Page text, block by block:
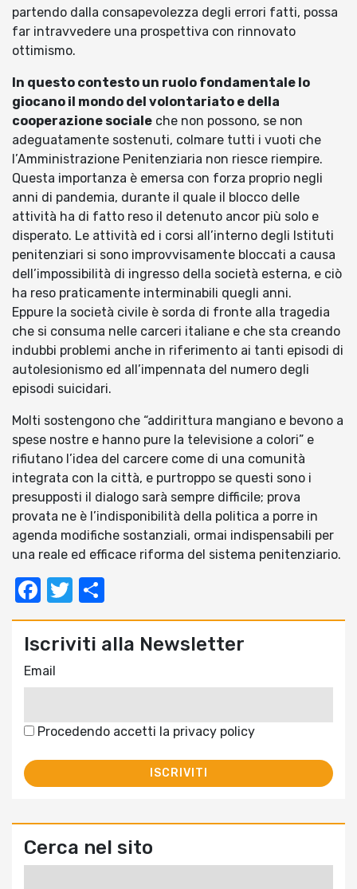
partendo dalla consapevolezza degli errori fatti, possa
far intravvedere una prospettiva con rinnovato
ottimismo.
In questo contesto un ruolo fondamentale lo
giocano il mondo del volontariato e della
cooperazione sociale che non possono, se non
adeguatamente sostenuti, colmare tutti i vuoti che
l’Amministrazione Penitenziaria non riesce riempire.
Questa importanza è emersa con forza proprio negli
anni di pandemia, durante il quale il blocco delle
attività ha di fatto reso il detenuto ancor più solo e
disperato. Le attività ed i corsi all’interno degli Istituti
penitenziari si sono improvvisamente bloccati a causa
dell’impossibilità di ingresso della società esterna, e ciò
ha reso praticamente interminabili quegli anni.
Eppure la società civile è sorda di fronte alla tragedia
che si consuma nelle carceri italiane e che sta creando
indubbi problemi anche in riferimento ai tanti episodi di
autolesionismo ed all’impennata del numero degli
episodi suicidari.
Molti sostengono che “addirittura mangiano e bevono a
spese nostre e hanno pure la televisione a colori” e
rifiutano l’idea del carcere come di una comunità
integrata con la città, e purtroppo se questi sono i
presupposti il dialogo sarà sempre difficile; prova
provata ne è l’indisponibilità della politica a porre in
agenda modifiche sostanziali, ormai indispensabili per
una reale ed efficace riforma del sistema penitenziario.
Facebook
Twitter
Iscriviti alla Newsletter
Email
Procedendo accetti la privacy policy
Cerca nel sito